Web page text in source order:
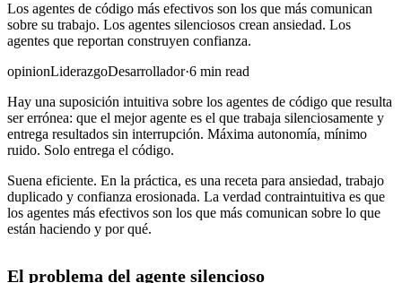
Los agentes de código más efectivos son los que más comunican
sobre su trabajo. Los agentes silenciosos crean ansiedad. Los
agentes que reportan construyen confianza.
opinionLiderazgoDesarrollador·6 min read
Hay una suposición intuitiva sobre los agentes de código que resulta
ser errónea: que el mejor agente es el que trabaja silenciosamente y
entrega resultados sin interrupción. Máxima autonomía, mínimo
ruido. Solo entrega el código.
Suena eficiente. En la práctica, es una receta para ansiedad, trabajo
duplicado y confianza erosionada. La verdad contraintuitiva es que
los agentes más efectivos son los que más comunican sobre lo que
están haciendo y por qué.
El problema del agente silencioso